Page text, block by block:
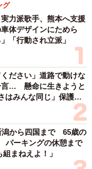
グ
実力派歌手、熊本へ支援
体デザインにためら
「行動され立派」
ください」道路で動けな
言… 懸命に生きようと
みんな同じ」保護団
潟から四国まで 65歳の
ーキングの休憩まで
まねえよ！」